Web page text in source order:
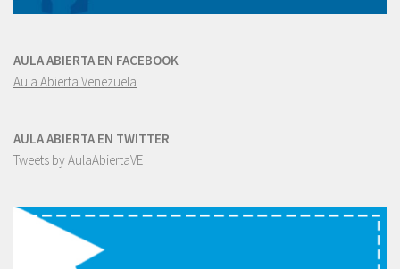
AULA ABIERTA EN FACEBOOK
Aula Abierta Venezuela
AULA ABIERTA EN TWITTER
Tweets by AulaAbiertaVE